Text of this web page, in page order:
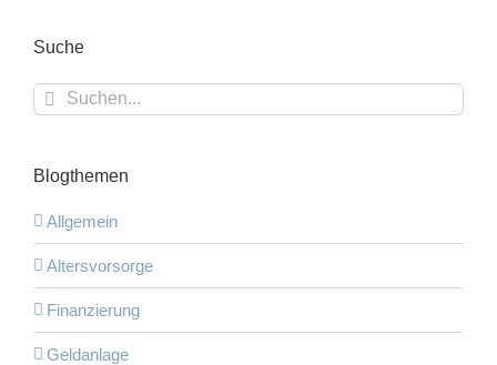
Suche
Suche
nach:
Blogthemen
Allgemein
Altersvorsorge
Finanzierung
Geldanlage